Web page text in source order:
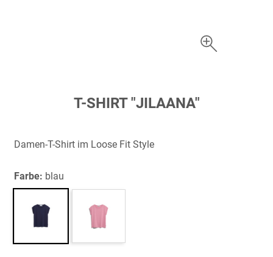
springen
T-SHIRT "JILAANA"
Damen-T-Shirt im Loose Fit Style
Farbe: blau